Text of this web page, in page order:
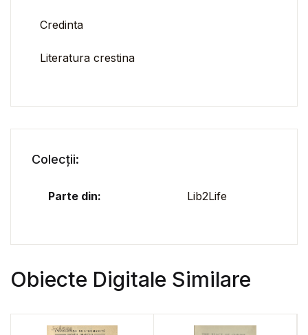
Credinta
Literatura crestina
Colecții:
Parte din: Lib2Life
Obiecte Digitale Similare